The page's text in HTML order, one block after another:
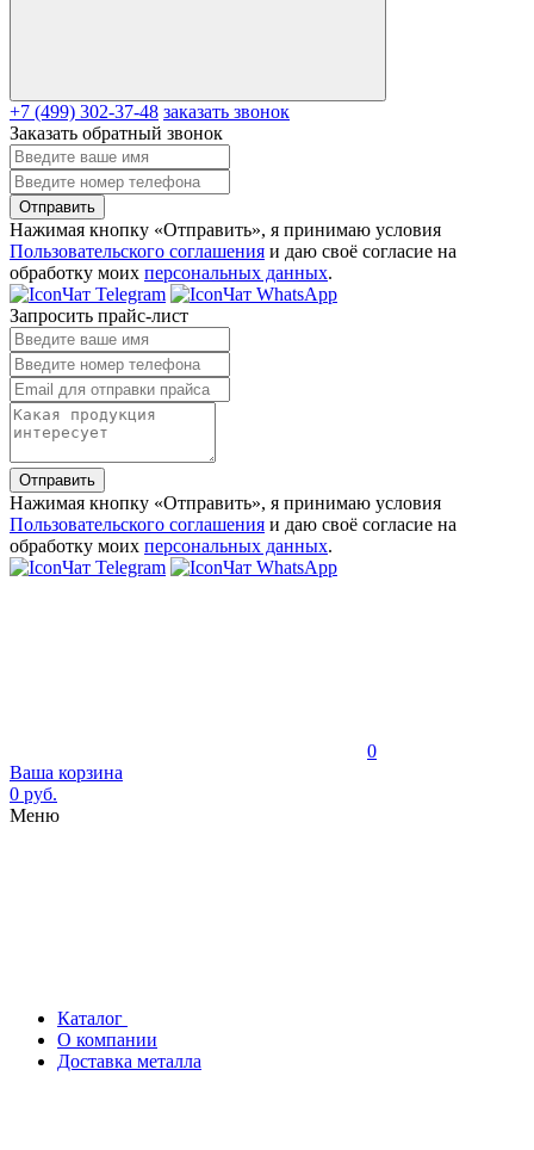
+7 (499) 302-37-48 заказать звонок
Заказать обратный звонок
Отправить
Нажимая кнопку «Отправить», я принимаю условия
Пользовательского соглашения и даю своё согласие на
обработку моих персональных данных.
Чат Telegram
Чат WhatsApp
Запросить прайс-лист
Отправить
Нажимая кнопку «Отправить», я принимаю условия
Пользовательского соглашения и даю своё согласие на
обработку моих персональных данных.
Чат Telegram
Чат WhatsApp
0
Ваша корзина
0 руб.
Меню
Каталог
О компании
Доставка металла